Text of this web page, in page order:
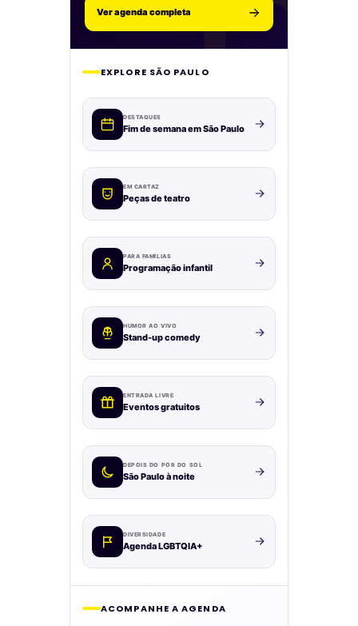
Ver agenda completa
EXPLORE SÃO PAULO
DESTAQUES
Fim de semana em São Paulo
EM CARTAZ
Peças de teatro
PARA FAMÍLIAS
Programação infantil
HUMOR AO VIVO
Stand-up comedy
ENTRADA LIVRE
Eventos gratuitos
DEPOIS DO PÔR DO SOL
São Paulo à noite
DIVERSIDADE
Agenda LGBTQIA+
ACOMPANHE A AGENDA